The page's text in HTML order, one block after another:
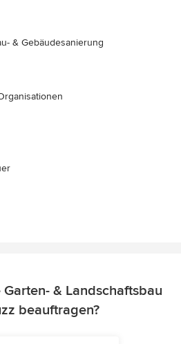
& Gebäudesanierung
& Landschaftsbau
beauftragen?